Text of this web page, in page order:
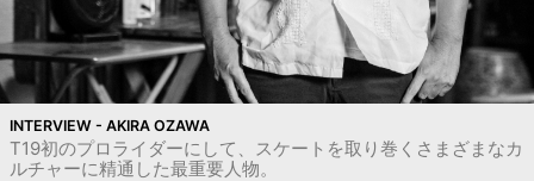
INTERVIEW - AKIRA OZAWA
T19初のプロライダーにして、スケートを取り巻くさまざまなカ
ルチャーに精通した最重要人物。